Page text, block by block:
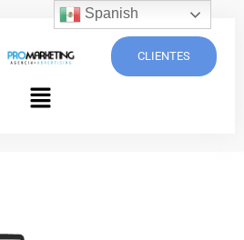
CLIENTES
Spanish